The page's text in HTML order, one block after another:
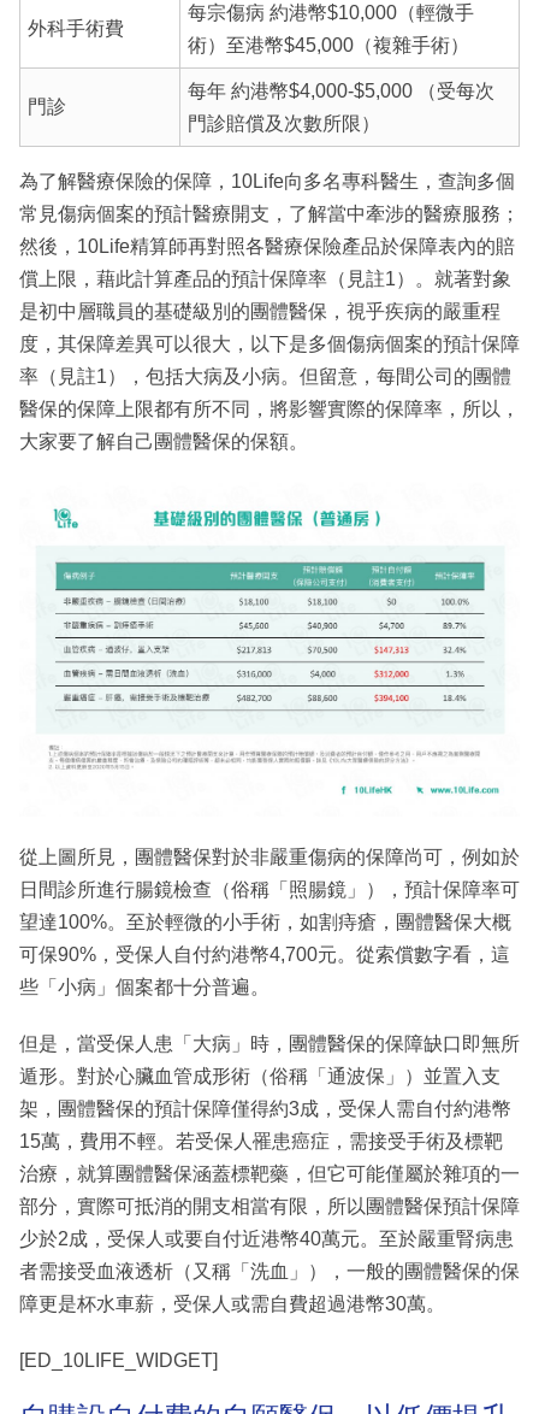
外科手術費
每宗傷病 約港幣$10,000（輕微手
術）至港幣$45,000（複雜手術）
門診
每年 約港幣$4,000-$5,000 （受每次
門診賠償及次數所限）
為了解醫療保險的保障，10Life向多名專科醫生，查詢多個
常見傷病個案的預計醫療開支，了解當中牽涉的醫療服務；
然後，10Life精算師再對照各醫療保險產品於保障表內的賠
償上限，藉此計算產品的預計保障率（見註1）。就著對象
是初中層職員的基礎級別的團體醫保，視乎疾病的嚴重程
度，其保障差異可以很大，以下是多個傷病個案的預計保障
率（見註1），包括大病及小病。但留意，每間公司的團體
醫保的保障上限都有所不同，將影響實際的保障率，所以，
大家要了解自己團體醫保的保額。
從上圖所見，團體醫保對於非嚴重傷病的保障尚可，例如於
日間診所進行腸鏡檢查（俗稱「照腸鏡」），預計保障率可
望達100%。至於輕微的小手術，如割痔瘡，團體醫保大概
可保90%，受保人自付約港幣4,700元。從索償數字看，這
些「小病」個案都十分普遍。
但是，當受保人患「大病」時，團體醫保的保障缺口即無所
遁形。對於心臟血管成形術（俗稱「通波保」）並置入支
架，團體醫保的預計保障僅得約3成，受保人需自付約港幣
15萬，費用不輕。若受保人罹患癌症，需接受手術及標靶
治療，就算團體醫保涵蓋標靶藥，但它可能僅屬於雜項的一
部分，實際可抵消的開支相當有限，所以團體醫保預計保障
少於2成，受保人或要自付近港幣40萬元。至於嚴重腎病患
者需接受血液透析（又稱「洗血」），一般的團體醫保的保
障更是杯水車薪，受保人或需自費超過港幣30萬。
[ED_10LIFE_WIDGET]